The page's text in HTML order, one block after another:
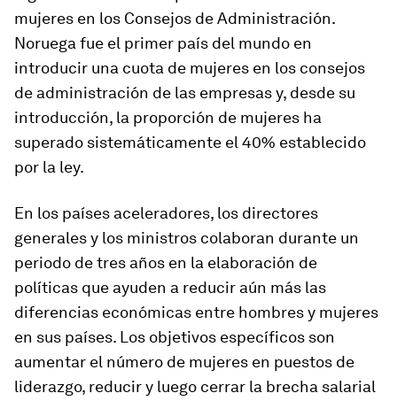
mujeres en los Consejos de Administración.
Noruega fue el primer país del mundo en
introducir una cuota de mujeres en los consejos
de administración de las empresas y, desde su
introducción, la proporción de mujeres ha
superado sistemáticamente el 40% establecido
por la ley.
En los países aceleradores, los directores
generales y los ministros colaboran durante un
periodo de tres años en la elaboración de
políticas que ayuden a reducir aún más las
diferencias económicas entre hombres y mujeres
en sus países. Los objetivos específicos son
aumentar el número de mujeres en puestos de
liderazgo, reducir y luego cerrar la brecha salarial